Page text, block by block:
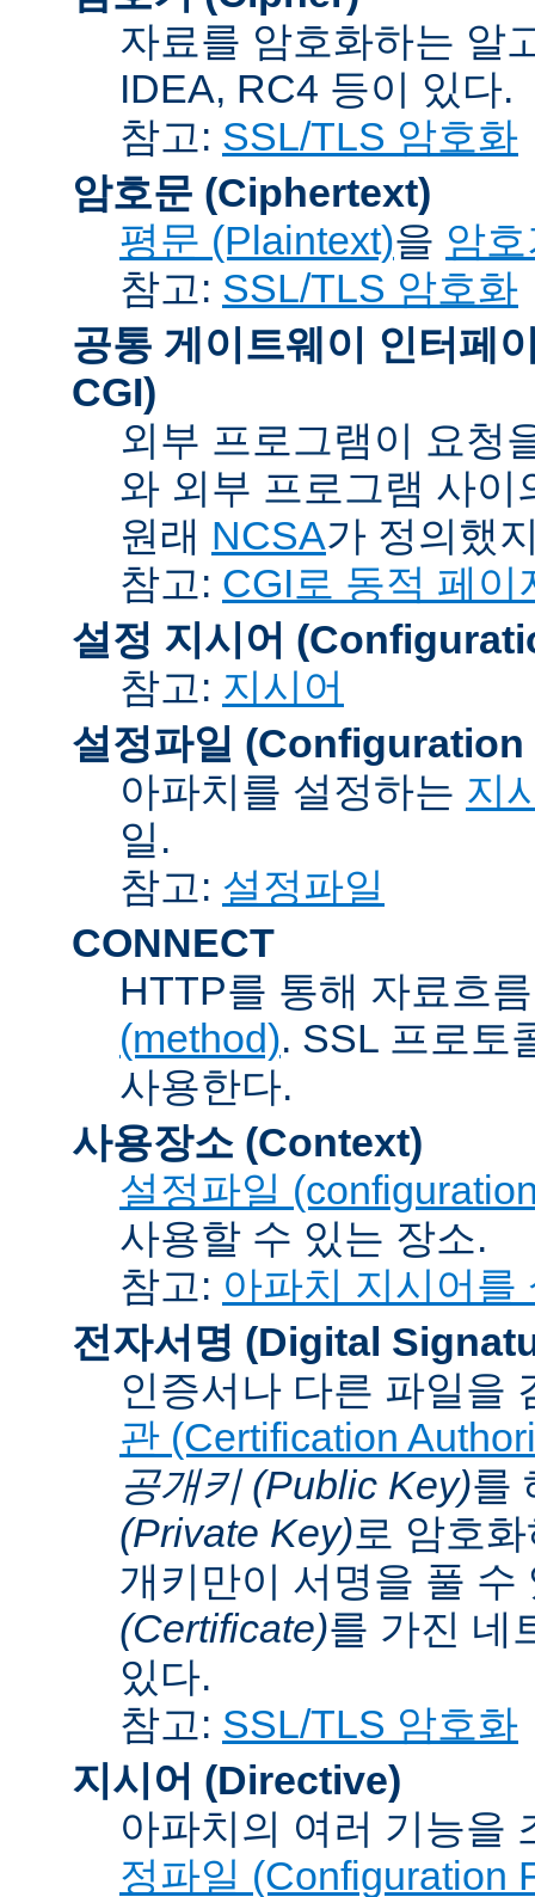
자료를 암호화하는 알
IDEA, RC4 등이 있다.
참고: SSL/TLS 암호화
암호문 (Ciphertext)
평문 (Plaintext)을 암
참고: SSL/TLS 암호화
공통 게이트웨이 인터페
CGI)
외부 프로그램이 요청
와 외부 프로그램 사
원래 NCSA가 정의했
참고: CGI로 동적 페이
설정 지시어
참고: 지시어
설정파일 (Configuration
아파치를 설정하는 지
일.
참고: 설정파일
CONNECT
HTTP를 통해 자료흐
(method). SSL 프로토
사용한다.
사용장소 (Context)
설정파일
사용할 수 있는 장소.
참고: 아파치 지시어를
전자서명 (Digital
인증서나 다른 파일을
관 (Certification
공개키 (Public Key)를
(Private Key)로 암호
개키만이 서명을 풀
(Certificate)를 가진 네
있다.
참고: SSL/TLS 암호화
지시어 (Directive)
아파치의 여러 기능을
정파일 (Configuration